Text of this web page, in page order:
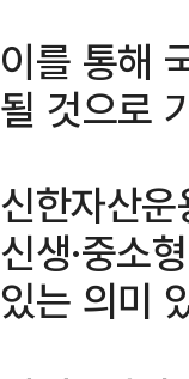
이를 통해
될 것으로
신한자산
신생·중소
있는 의미